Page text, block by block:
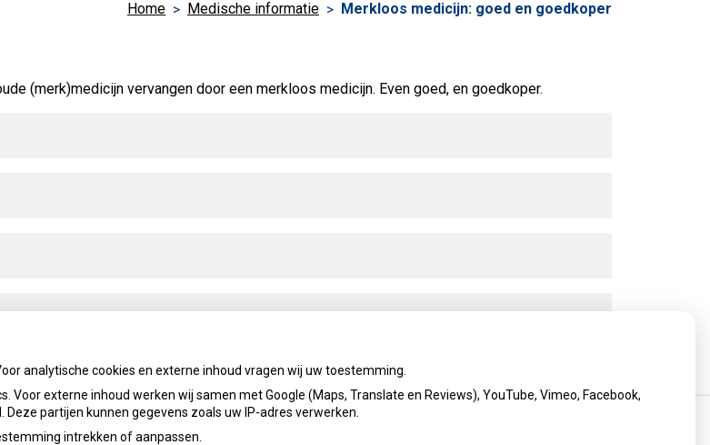
Home Medische informatie Merkloos medicijn: goed en goedkoper
(merk)medicijn vervangen door een merkloos medicijn. Even goed, en goedkoper.
analytische cookies en externe inhoud vragen wij uw toestemming.
externe inhoud werken wij samen met Google (Maps, Translate en Reviews), YouTube, Vimeo, Facebook,
partijen kunnen gegevens zoals uw IP-adres verwerken.
intrekken of aanpassen.